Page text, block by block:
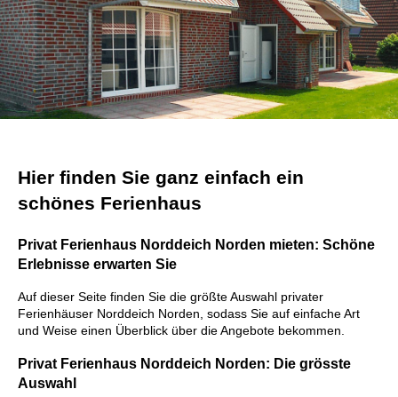
Hier finden Sie ganz einfach ein
schönes Ferienhaus
Privat Ferienhaus Norddeich Norden mieten: Schöne
Erlebnisse erwarten Sie
Auf dieser Seite finden Sie die größte Auswahl privater
Ferienhäuser Norddeich Norden, sodass Sie auf einfache Art
und Weise einen Überblick über die Angebote bekommen.
Privat Ferienhaus Norddeich Norden: Die grösste
Auswahl